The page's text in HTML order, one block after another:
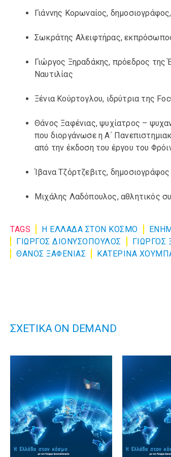
Γιάννης Κορωναίος,
Σωκράτης Αλειφτήρας,
Γιώργος Ξηραδάκης, πρόεδρος της
Ναυτιλίας
Ξένια Κούρτογλου, ιδρύτρια της
Θάνος Ξαφένιας, ψυχίατρος –
που διοργάνωσε η Α΄
από την έκδοση του έργου του
Ίβανα Τζόρτζεβιτς, δημοσιογράφος
Μιχάλης Λαδόπουλος, αθλητικός
TAGS Η ΕΛΛΑΔΑ ΣΤΟΝ ΚΟΣΜΟ
ΓΙΩΡΓΟΣ ΔΙΟΝΥΣΟΠΟΥΛΟΣ
ΓΙΩΡΓΟΣ
ΘΑΝΟΣ ΞΑΦΕΝΙΑΣ
ΚΑΤΕΡΙΝΑ
ΣΧΕΤΙΚΑ ON DEMAND